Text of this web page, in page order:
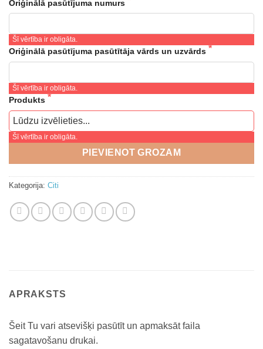
Oriģinālā pasūtījuma numurs
Šī vērtība ir obligāta.
Oriģinālā pasūtījuma pasūtītāja vārds un uzvārds
Šī vērtība ir obligāta.
Produkts
Šī vērtība ir obligāta.
PIEVIENOT GROZAM
Kategorija: Citi
APRAKSTS
Šeit Tu vari atsevišķi pasūtīt un apmaksāt faila
sagatavošanu drukai.